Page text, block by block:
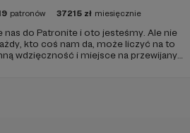
patronów 37215 zł miesięcznie
nas do Patronite i oto jesteśmy. Ale nie
kto coś nam da, może liczyć na to
wdzięczność i miejsce na przewijanym